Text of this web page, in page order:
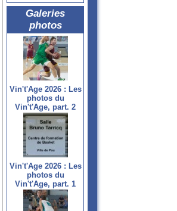
Galeries
photos
Vin't'Age 2026 : Les
photos du
Vin't'Age, part. 2
Vin't'Age 2026 : Les
photos du
Vin't'Age, part. 1